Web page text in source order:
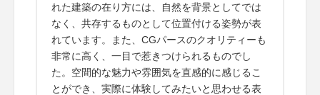
れた建築の在り方には、自然を背景としてでは
なく、共存するものとして位置付ける姿勢が表
れています。また、CGパースのクオリティーも
非常に高く、一目で惹きつけられるものでし
た。空間的な魅力や雰囲気を直感的に感じるこ
とができ、実際に体験してみたいと思わせる表